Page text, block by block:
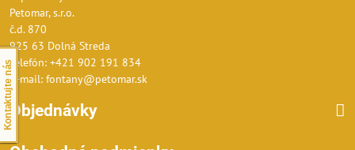
Petomar, s.r.o.
č.d. 870
925 63 Dolná Streda
Telefón: +421 902 191 834
E-mail: fontany@petomar.sk
Objednávky
Kontaktujte nás